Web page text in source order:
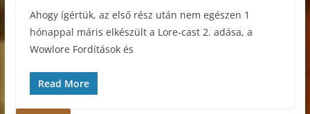
Ahogy ígértük, az első rész után nem egészen 1
hónappal máris elkészült a Lore-cast 2. adása, a
Wowlore Fordítások és
Read More